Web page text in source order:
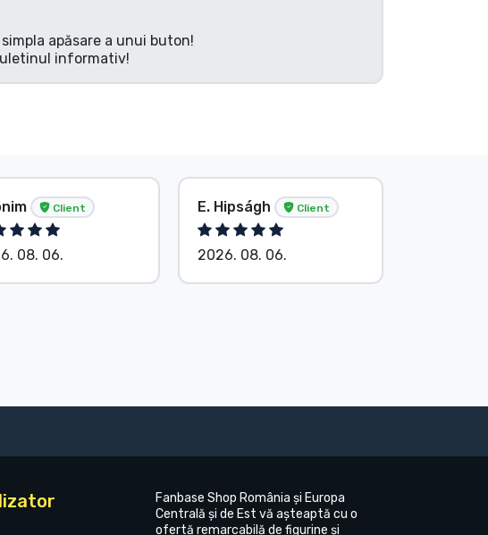
apăsare a unui buton!
informativ!
Client
08. 06.
E. Hipságh Client
2026. 08. 06.
Fanbase Shop România și Europa
Centrală și de Est vă așteaptă cu o
ofertă remarcabilă de figurine și